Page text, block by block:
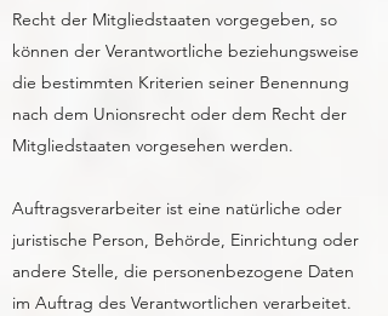
Recht der Mitgliedstaaten vorgegeben, so
können der Verantwortliche beziehungsweise
die bestimmten Kriterien seiner Benennung
nach dem Unionsrecht oder dem Recht der
Mitgliedstaaten vorgesehen werden.
Auftragsverarbeiter ist eine natürliche oder
juristische Person, Behörde, Einrichtung oder
andere Stelle, die personenbezogene Daten
im Auftrag des Verantwortlichen verarbeitet.